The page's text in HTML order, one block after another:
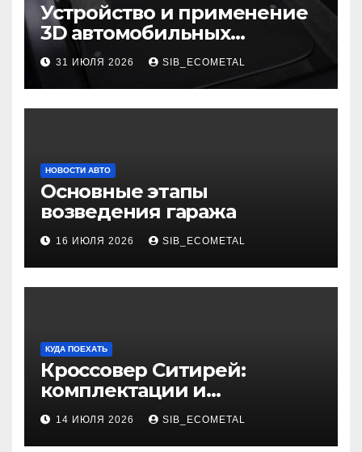
Устройство и применение
3D автомобильных
ковриков
31 ИЮЛЯ 2026 SIB_ECOMETAL
НОВОСТИ АВТО
Основные этапы
возведения гаража
16 ИЮЛЯ 2026 SIB_ECOMETAL
КУДА ПОЕХАТЬ
Кроссовер Ситирей:
комплектации и
характеристики
14 ИЮЛЯ 2026 SIB_ECOMETAL